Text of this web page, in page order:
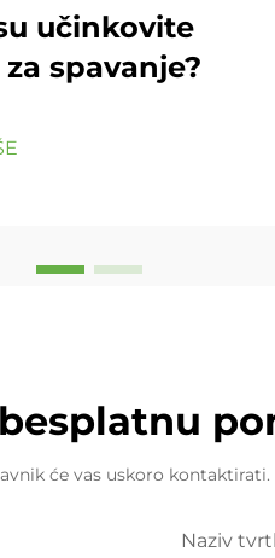
učinkovite
spavanje?
će vas uskoro kontaktirati.
Naziv